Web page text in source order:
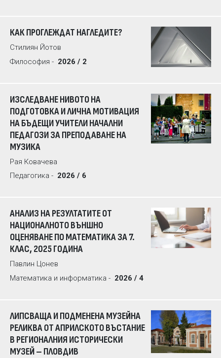
КАК ПРОГЛЕЖДАТ НАГЛЕДИТЕ?
Стилиян Йотов
Философия - 2026 / 2
ИЗСЛЕДВАНЕ НИВОТО НА
ПОДГОТОВКА И ЛИЧНА МОТИВАЦИЯ
НА БЪДЕЩИ УЧИТЕЛИ НАЧАЛНИ
ПЕДАГОЗИ ЗА ПРЕПОДАВАНЕ НА
МУЗИКА
Рая Ковачева
Педагогика - 2026 / 6
АНАЛИЗ НА РЕЗУЛТАТИТЕ ОТ
НАЦИОНАЛНОТО ВЪНШНО
ОЦЕНЯВАНЕ ПО МАТЕМАТИКА ЗА 7.
КЛАС, 2025 ГОДИНА
Павлин Цонев
Математика и информатика - 2026 / 4
ЛИПСВАЩА И ПОДМЕНЕНА МУЗЕЙНА
РЕЛИКВА ОТ АПРИЛСКОТО ВЪСТАНИЕ
В РЕГИОНАЛНИЯ ИСТОРИЧЕСКИ
МУЗЕЙ – ПЛОВДИВ